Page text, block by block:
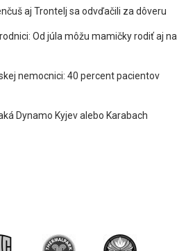
aj Trontelj sa odvďačili za dôveru
Od júla môžu mamičky rodiť aj na
nemocnici: 40 percent pacientov
Dynamo Kyjev alebo Karabach